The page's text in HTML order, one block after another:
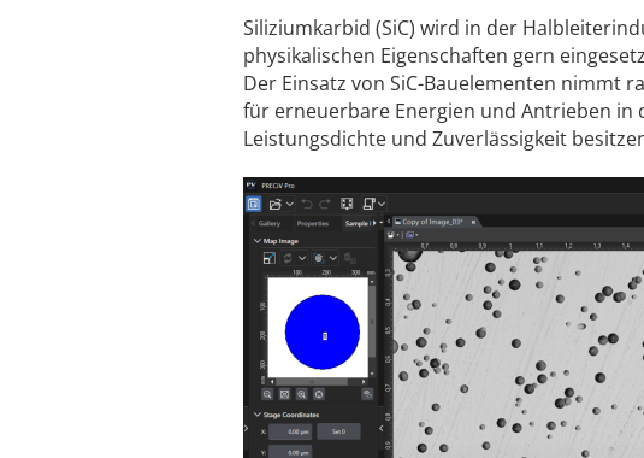
Siliziumkarbid (SiC) wird in der
physikalischen Eigenschaften gern
Der Einsatz von SiC-Bauelementen nimmt
für erneuerbare Energien und Antrieben in
Leistungsdichte und Zuverlässigkeit